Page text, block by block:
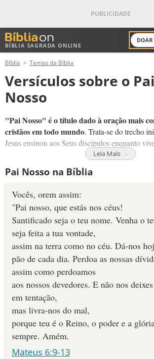
BÍBLIA SAGRADA ONLINE
DOAR
ANTIGO TESTAMENTO
VERSÍCULO DO DIA
SALMO DO DIA
DEVOCIONAL DIÁRIO
10 MANDAMENTOS
ESTUDOS BÍBLICOS
ESBOÇOS DE PREGAÇÃO
TEMAS
PERGUNTE À BÍBLIA
Bíblia Temas da Bíblia
Versículos sobre o Pai
Nosso
"Pai Nosso" é o título dado à oração mais
cristãos em todo mundo. Trata-se do trecho
Jesus ensinou aos Seus discípulos enquanto
Através dessa maravilhosa oração Ele nos
podemos comunicar e nos relacionar com Deus:
Ele é
- Não é um Deus distante e
Nosso
- É o Pai de Jesus e de todos que
20:17)
Está no céu- Ele é soberano, acima de
Santificado seja o Seu nome- É
digno de ser glorificado. Deve ser
Venha o Seu Reino- os discípulos devem
legislação, o governo e a vontade
Seja feita a Sua vontade
vontade, precisamos almejar que a
em nossas vidas
tanto na Terra
às coisas que acontecem em nosso planeta
Leia Mais
Pai Nosso na Bíblia
Vocês, orem assim:
"Pai nosso, que estás nos céus!
Santificado seja o teu nome. Venha o
seja feita a tua vontade,
assim na terra como no céu. Dá-nos
pão de cada dia. Perdoa as nossas
assim como perdoamos
aos nossos devedores. E não nos
em tentação,
mas livra-nos do mal,
porque teu é o Reino, o poder e a
sempre. Amém.
Mateus 6:9-13